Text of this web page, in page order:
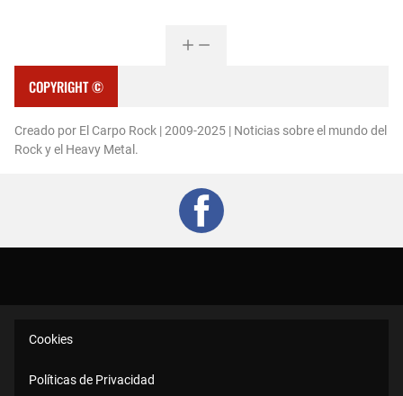
COPYRIGHT ©
Creado por El Carpo Rock | 2009-2025 | Noticias sobre el mundo del
Rock y el Heavy Metal.
Cookies
Políticas de Privacidad